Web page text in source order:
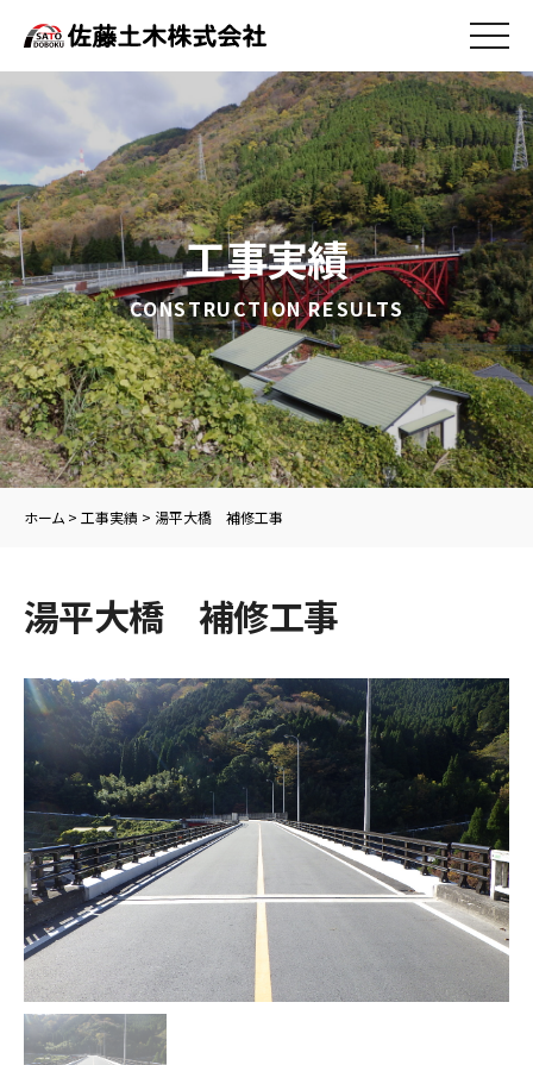
工事実績
CONSTRUCTION RESULTS
ホーム > 工事実績 > 湯平大橋 補修工事
湯平大橋 補修工事